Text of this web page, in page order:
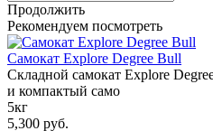
Продолжить
Рекомендуем посмотреть
Самокат Explore Degree Bull
Складной самокат Explore
и компактый само
5кг
5,300 руб.